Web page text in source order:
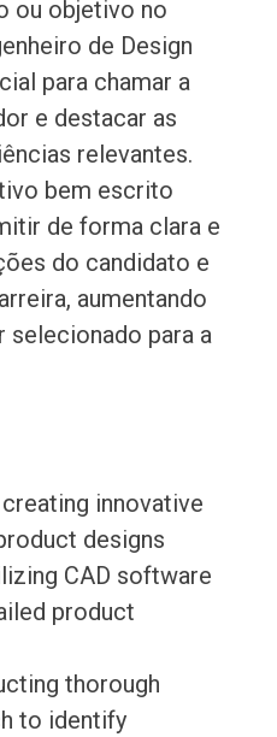
ou objetivo no
de Design
para chamar a
e destacar as
relevantes.
bem escrito
de forma clara e
do candidato e
aumentando
selecionado para a
innovative
designs
CAD software
product
thorough
to identify